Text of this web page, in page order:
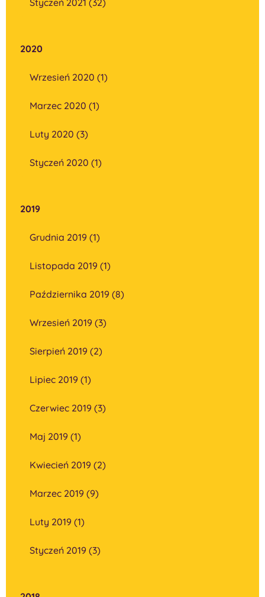
2020
Wrzesień 2020 (1)
Marzec 2020 (1)
Luty 2020 (3)
Styczeń 2020 (1)
2019
Grudnia 2019 (1)
Listopada 2019 (1)
Października 2019 (8)
Wrzesień 2019 (3)
Sierpień 2019 (2)
Lipiec 2019 (1)
Czerwiec 2019 (3)
Maj 2019 (1)
Kwiecień 2019 (2)
Marzec 2019 (9)
Luty 2019 (1)
Styczeń 2019 (3)